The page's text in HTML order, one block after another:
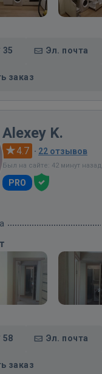
Эл. почта
заказ
Alexey K.
4.7 · 22 отзывов
Был на сайте: 42 минут назад
PRO
58 Эл. почта
заказ